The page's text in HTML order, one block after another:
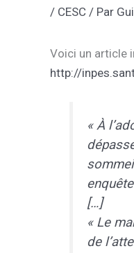
/ CESC / Par
Voici un article
http://
« À
[…]
« Le
de